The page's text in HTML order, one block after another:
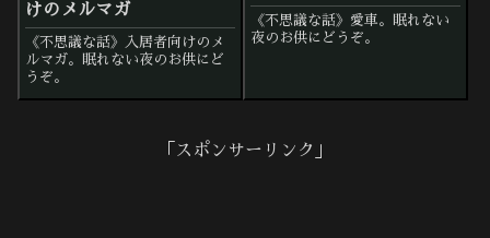
けのメルマガ
《不思議な話》入居者向けのメ
ルマガ。眠れない夜のお供にど
うぞ。
《不思議な話》愛車。眠れない
夜のお供にどうぞ。
「スポンサーリンク」